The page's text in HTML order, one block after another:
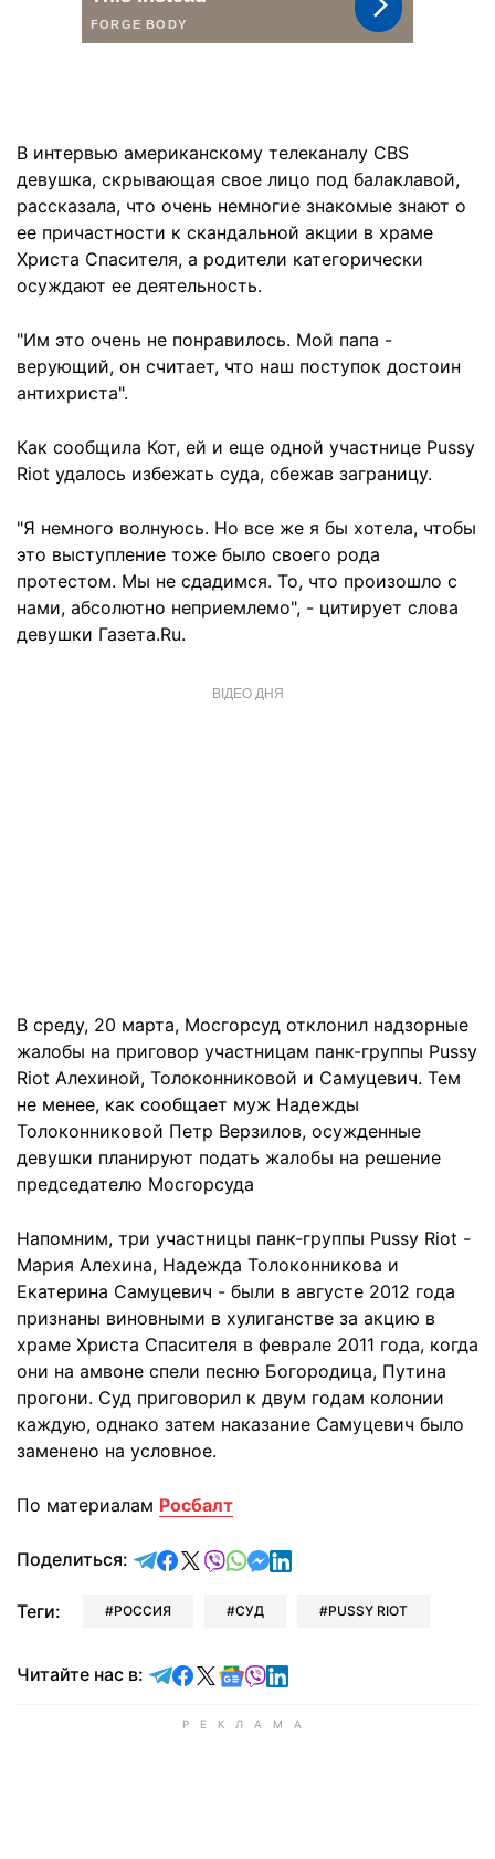
В интервью американскому телеканалу CBS
девушка, скрывающая свое лицо под балаклавой,
рассказала, что очень немногие знакомые знают о
ее причастности к скандальной акции в храме
Христа Спасителя, а родители категорически
осуждают ее деятельность.
"Им это очень не понравилось. Мой папа -
верующий, он считает, что наш поступок достоин
антихриста".
Как сообщила Кот, ей и еще одной участнице Pussy
Riot удалось избежать суда, сбежав заграницу.
"Я немного волнуюсь. Но все же я бы хотела, чтобы
это выступление тоже было своего рода
протестом. Мы не сдадимся. То, что произошло с
нами, абсолютно неприемлемо", - цитирует слова
девушки Газета.Ru.
ВІДЕО ДНЯ
В среду, 20 марта, Мосгорсуд отклонил надзорные
жалобы на приговор участницам панк-группы Pussy
Riot Алехиной, Толоконниковой и Самуцевич. Тем
не менее, как сообщает муж Надежды
Толоконниковой Петр Верзилов, осужденные
девушки планируют подать жалобы на решение
председателю Мосгорсуда
Напомним, три участницы панк-группы Pussy Riot -
Мария Алехина, Надежда Толоконникова и
Екатерина Самуцевич - были в августе 2012 года
признаны виновными в хулиганстве за акцию в
храме Христа Спасителя в феврале 2011 года, когда
они на амвоне спели песню Богородица, Путина
прогони. Суд приговорил к двум годам колонии
каждую, однако затем наказание Самуцевич было
заменено на условное.
По материалам Росбалт
Поделиться: отправить в Telegram
поделиться в Facebook
поделиться в X
отправить в Viber
отправить в Whatsapp
отправить в Messenger
отправить в LinkedIn
Теги: РОССИЯ СУД PUSSY RIOT
Читайте нас в: Читайте в Telegram
Читайте в Facebook
Читайте в X
Читайте в Google news
Читайте в Viber
Читайте в LinkedIn